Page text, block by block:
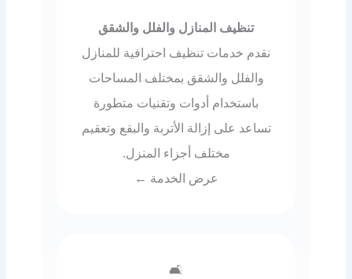
تنظيف المنازل والفلل والشقق
نقدم خدمات تنظيف احترافية للمنازل
والفلل والشقق بمختلف المساحات
باستخدام أدوات وتقنيات متطورة
تساعد على إزالة الأتربة والبقع وتعقيم
مختلف أجزاء المنزل.
عرض الخدمة ←
🛋️